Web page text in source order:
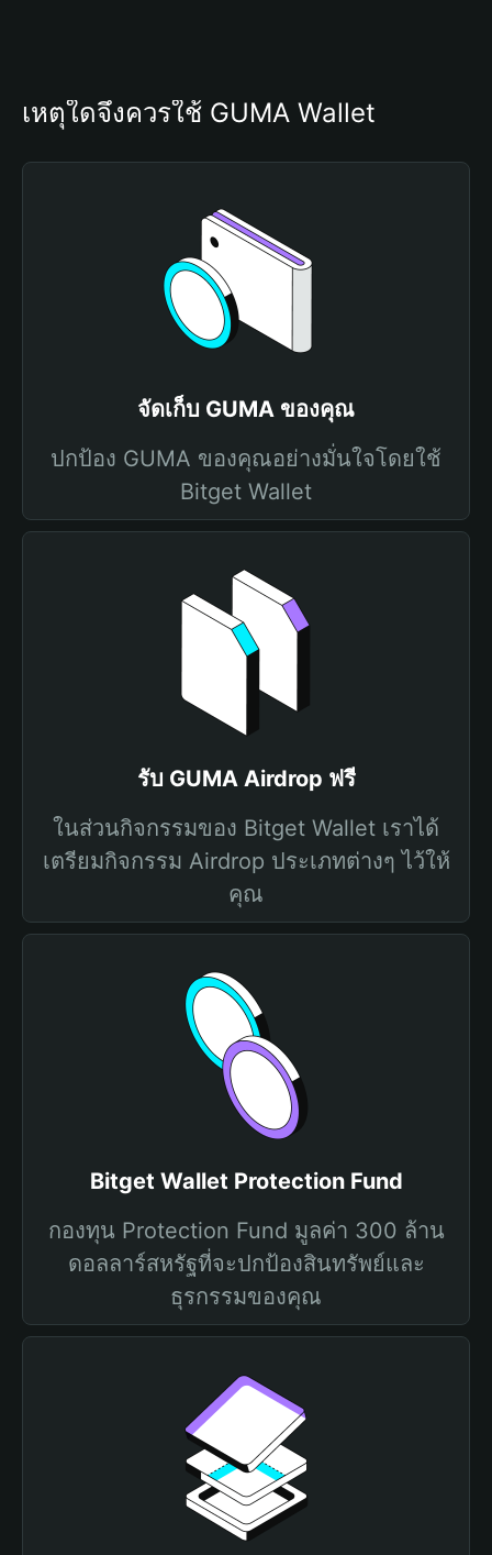
เหตุใดจึงควรใช้ GUMA Wallet
จัดเก็บ GUMA ของคุณ
ปกป้อง GUMA ของคุณอย่างมั่นใจโดยใช้
Bitget Wallet
รับ GUMA Airdrop ฟรี
ในส่วนกิจกรรมของ Bitget Wallet เราได้
เตรียมกิจกรรม Airdrop ประเภทต่างๆ ไว้ให้
คุณ
Bitget Wallet Protection Fund
กองทุน Protection Fund มูลค่า 300 ล้าน
ดอลลาร์สหรัฐที่จะปกป้องสินทรัพย์และ
ธุรกรรมของคุณ